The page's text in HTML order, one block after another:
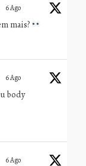
6 Ago
mais?
6 Ago
body
6 Ago